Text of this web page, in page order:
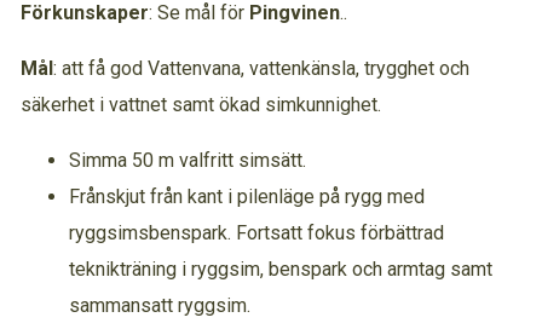
Förkunskaper: Se mål för Pingvinen..
Mål: att få god Vattenvana, vattenkänsla, trygghet och
säkerhet i vattnet samt ökad simkunnighet.
Simma 50 m valfritt simsätt.
Frånskjut från kant i pilenläge på rygg med
ryggsimsbenspark. Fortsatt fokus förbättrad
teknikträning i ryggsim, benspark och armtag samt
sammansatt ryggsim.